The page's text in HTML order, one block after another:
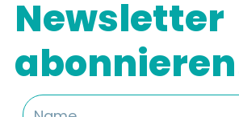
Newsletter
Name